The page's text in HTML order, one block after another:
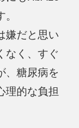
嫌だと思い
なく、すぐ
、糖尿病を
理的な負担